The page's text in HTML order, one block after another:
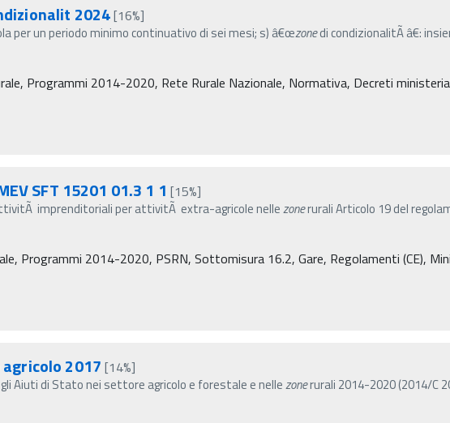
2024[16%]
per un periodo minimo continuativo di sei mesi; s) â€œzonedi condizionalitÃ â€:
Programmi 2014-2020, Rete Rurale Nazionale, Normativa, Decreti
SFT 15201 01.3 1 1 [15%]
imprenditoriali per attivitÃ extra-agricole nellezonerurali Articolo 19 del
Programmi 2014-2020, PSRN, Sottomisura 16.2, Gare, Regolamenti (CE),
2017 [14%]
Aiuti di Stato nei settore agricolo e forestale e nellezonerurali 2014-2020 (2014/C